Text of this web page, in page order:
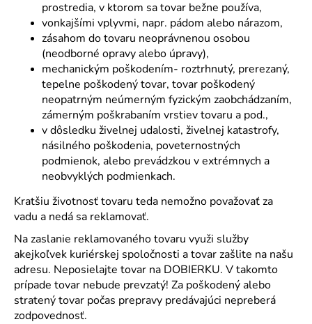
prostredia, v ktorom sa tovar bežne používa,
vonkajšími vplyvmi, napr. pádom alebo nárazom,
zásahom do tovaru neoprávnenou osobou
(neodborné opravy alebo úpravy),
mechanickým poškodením- roztrhnutý, prerezaný,
tepelne poškodený tovar, tovar poškodený
neopatrným neúmerným fyzickým zaobchádzaním,
zámerným poškrabaním vrstiev tovaru a pod.,
v dôsledku živelnej udalosti, živelnej katastrofy,
násilného poškodenia, poveternostných
podmienok, alebo prevádzkou v extrémnych a
neobvyklých podmienkach.
Kratšiu životnosť tovaru teda nemožno považovať za
vadu a nedá sa reklamovať.
Na zaslanie reklamovaného tovaru využi služby
akejkoľvek kuriérskej spoločnosti a tovar zašlite na našu
adresu. Neposielajte tovar na DOBIERKU. V takomto
prípade tovar nebude prevzatý! Za poškodený alebo
stratený tovar počas prepravy predávajúci nepreberá
zodpovednosť.